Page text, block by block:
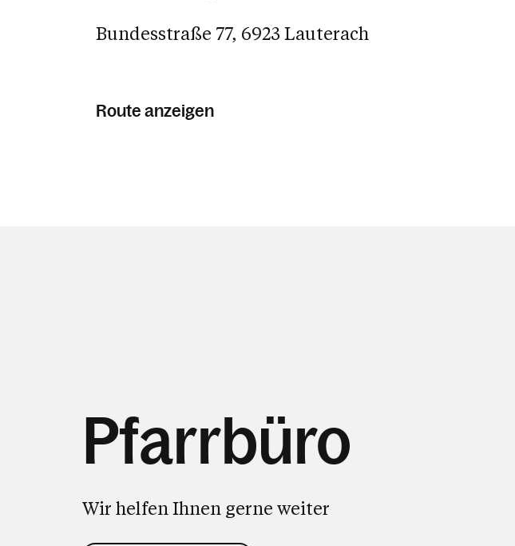
Bundesstraße 77, 6923 Lauterach
Route anzeigen
Pfarrbüro
Wir helfen Ihnen gerne weiter